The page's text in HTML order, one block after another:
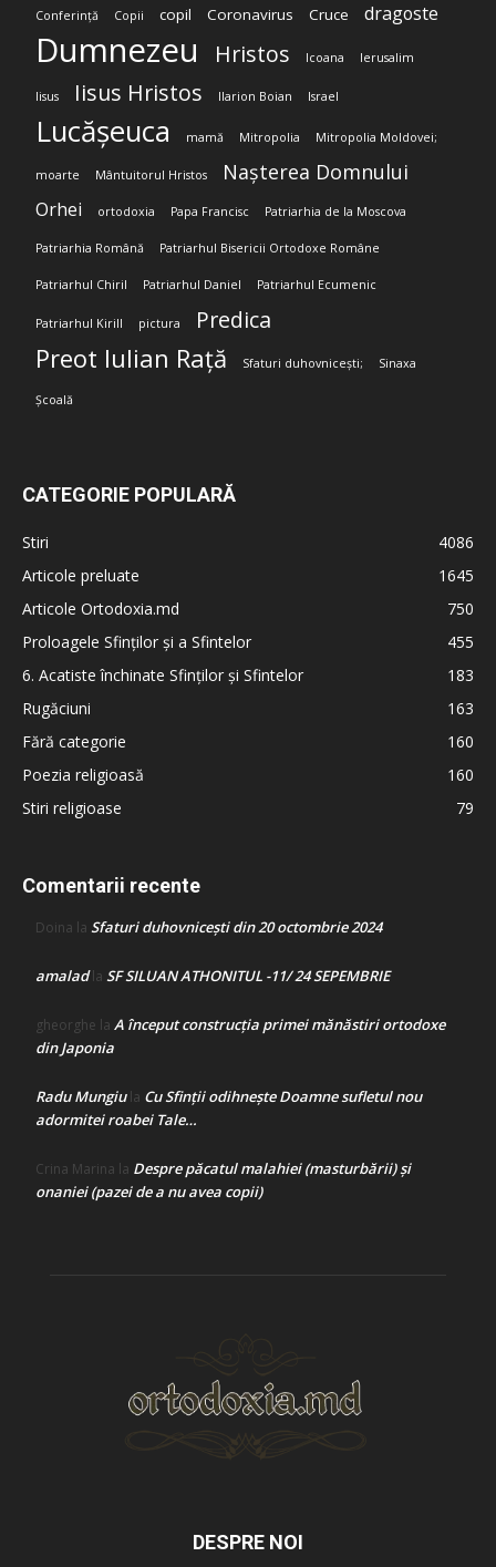
Conferință Copii copil Coronavirus Cruce dragoste
Dumnezeu Hristos Icoana Ierusalim
Iisus Iisus Hristos Ilarion Boian Israel
Lucășeuca mamă Mitropolia Mitropolia Moldovei;
moarte Mântuitorul Hristos Nașterea Domnului
Orhei ortodoxia Papa Francisc Patriarhia de la Moscova
Patriarhia Română Patriarhul Bisericii Ortodoxe Române
Patriarhul Chiril Patriarhul Daniel Patriarhul Ecumenic
Patriarhul Kirill pictura Predica
Preot Iulian Rață Sfaturi duhovnicești; Sinaxa
Școală
CATEGORIE POPULARĂ
Stiri
4086
Articole preluate
1645
Articole Ortodoxia.md
750
Proloagele Sfinților și a Sfintelor
455
6. Acatiste închinate Sfinților și Sfintelor
183
Rugăciuni
163
Fără categorie
160
Poezia religioasă
160
Stiri religioase
79
Comentarii recente
Doina la Sfaturi duhovnicești din 20 octombrie 2024
amaladla SF SILUAN ATHONITUL -11/ 24 SEPEMBRIE
gheorghe la A început construcţia primei mănăstiri ortodoxe
din Japonia
Radu Mungiula Cu Sfinții odihnește Doamne sufletul nou
adormitei roabei Tale…
Crina Marina la Despre păcatul malahiei (masturbării) şi
onaniei (pazei de a nu avea copii)
DESPRE NOI